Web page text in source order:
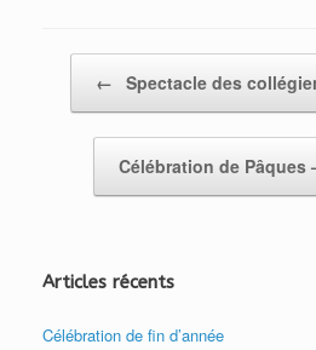
e
n
y
o
p
n
← Spectacle des
Célébration de
Articles récents
Célébration de fin d’année